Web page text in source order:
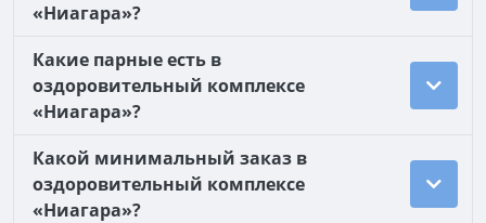
«Ниагара»?
Какие парные есть в
оздоровительный комплексе
«Ниагара»?
Какой минимальный заказ в
оздоровительный комплексе
«Ниагара»?